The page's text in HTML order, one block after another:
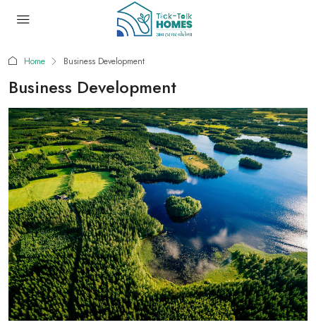
Home Business Development
Business Development